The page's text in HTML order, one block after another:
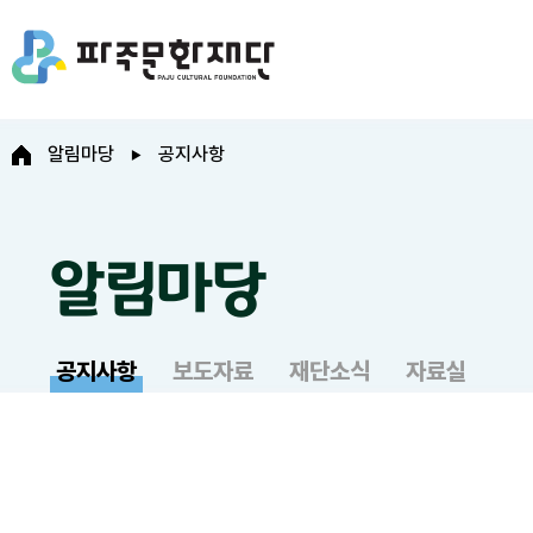
알림마당 공지사항
알림마당
공지사항 보도자료 재단소식 자료실